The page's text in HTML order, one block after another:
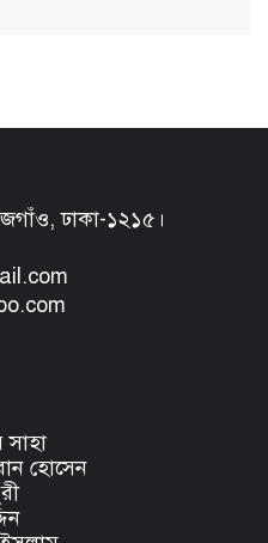
ঢাকা-১২১৫।
সাহা
হোসেন